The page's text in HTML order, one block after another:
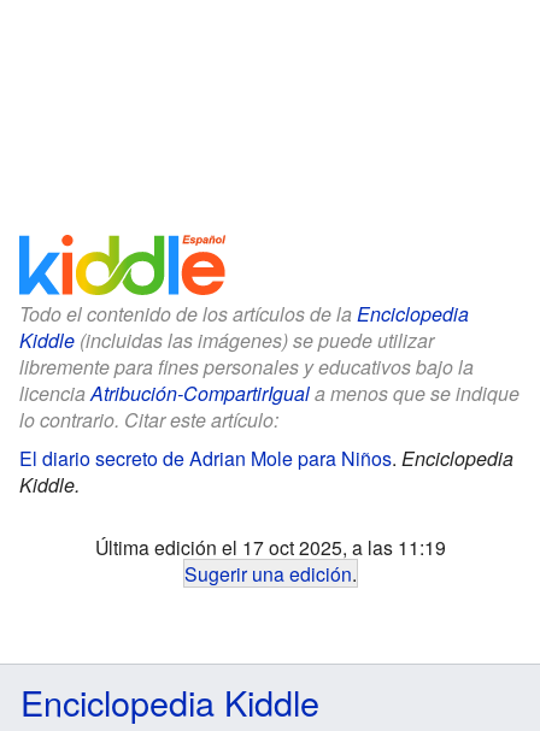
Todo el contenido de los artículos de la Enciclopedia
Kiddle (incluidas las imágenes) se puede utilizar
libremente para fines personales y educativos bajo la
licenciaAtribución-CompartirIguala menos que se indique
lo contrario. Citar este artículo:
El diario secreto de Adrian Mole para Niños. Enciclopedia
Kiddle.
Última edición el 17 oct 2025, a las 11:19
Sugerir una edición.
Enciclopedia Kiddle